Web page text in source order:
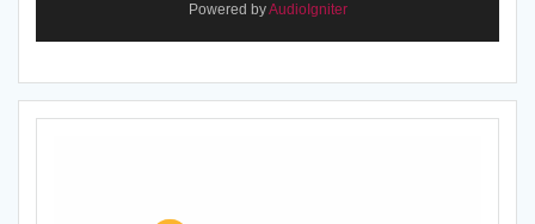
Powered byAudioIgniter